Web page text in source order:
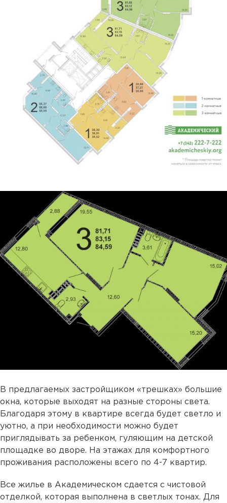
В предлагаемых застройщиком «трешках» большие
окна, которые выходят на разные стороны света.
Благодаря этому в квартире всегда будет светло и
уютно, а при необходимости можно будет
приглядывать за ребенком, гуляющим на детской
площадке во дворе. На этажах для комфортного
проживания расположены всего по 4-7 квартир.
Все жилье в Академическом сдается с чистовой
отделкой, которая выполнена в светлых тонах. Для